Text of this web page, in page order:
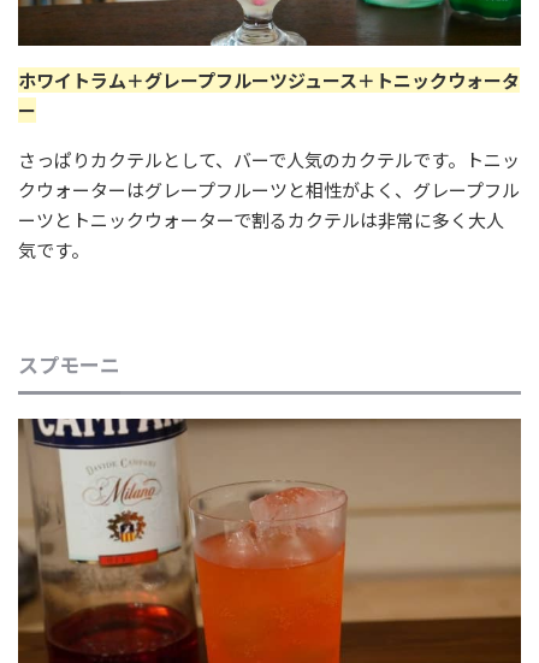
ホワイトラム＋グレープフルーツジュース＋トニックウォータ
ー
さっぱりカクテルとして、バーで人気のカクテルです。トニッ
クウォーターはグレープフルーツと相性がよく、グレープフル
ーツとトニックウォーターで割るカクテルは非常に多く大人
気です。
スプモーニ